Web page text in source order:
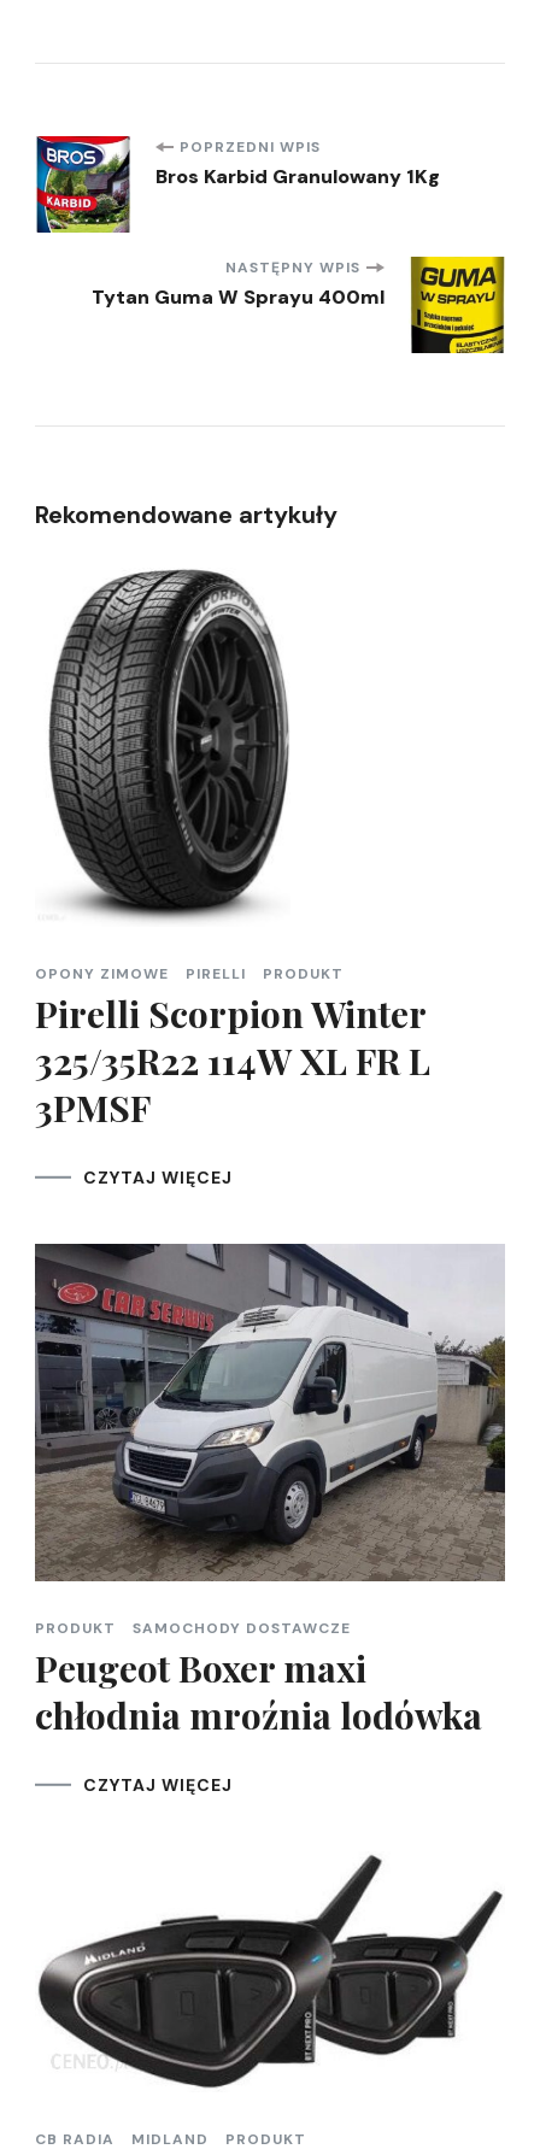
Nawigacja
wpisu
POPRZEDNI WPIS
Bros Karbid Granulowany 1Kg
NASTĘPNY WPIS
Tytan Guma W Sprayu 400ml
Rekomendowane artykuły
OPONY ZIMOWE PIRELLI PRODUKT
Pirelli Scorpion Winter
325/35R22 114W XL FR L
3PMSF
CZYTAJ WIĘCEJ
PRODUKT SAMOCHODY DOSTAWCZE
Peugeot Boxer maxi
chłodnia mroźnia lodówka
CZYTAJ WIĘCEJ
CB RADIA MIDLAND PRODUKT